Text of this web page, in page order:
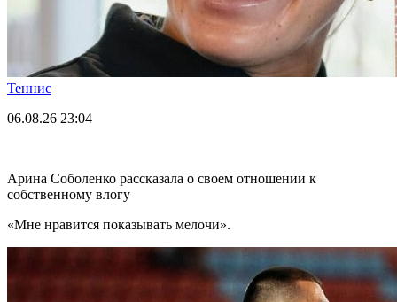
Теннис
06.08.26 23:04
Арина Соболенко рассказала о своем отношении к
собственному влогу
«Мне нравится показывать мелочи».